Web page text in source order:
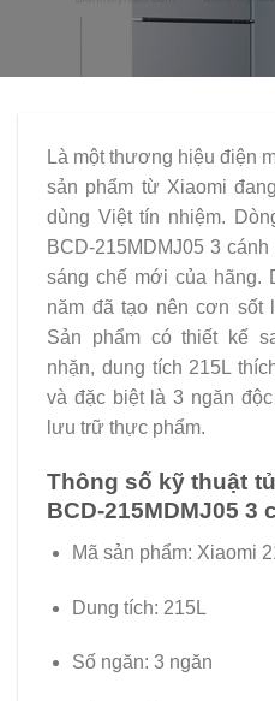
Là một thương hiệu điện
sản phẩm từ Xiaomi
dùng Việt tín nhiệm.
BCD-215MDMJ05 3
sáng chế mới của hãng.
năm đã tạo nên cơn
Sản phẩm có thiết kế
nhặn, dung tích 215L
và đặc biệt là 3 ngăn
lưu trữ thực phẩm.
Thông số kỹ thuật
BCD-215MDMJ05 3
Mã sản phẩm: Xiaomi
Dung tích: 215L
Số ngăn: 3 ngăn